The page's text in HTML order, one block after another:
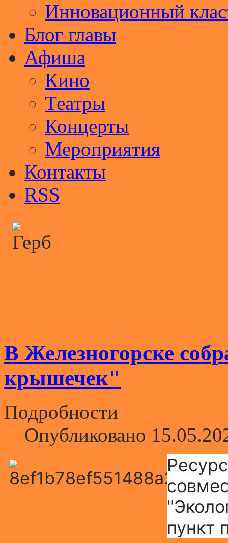
Инновационный
Блог главы
Афиша
Кино
Театры
Концерты
Мероприятия
Контакты
RSS
В Железногорске
крышечек"
Подробности
Опубликовано
пункт